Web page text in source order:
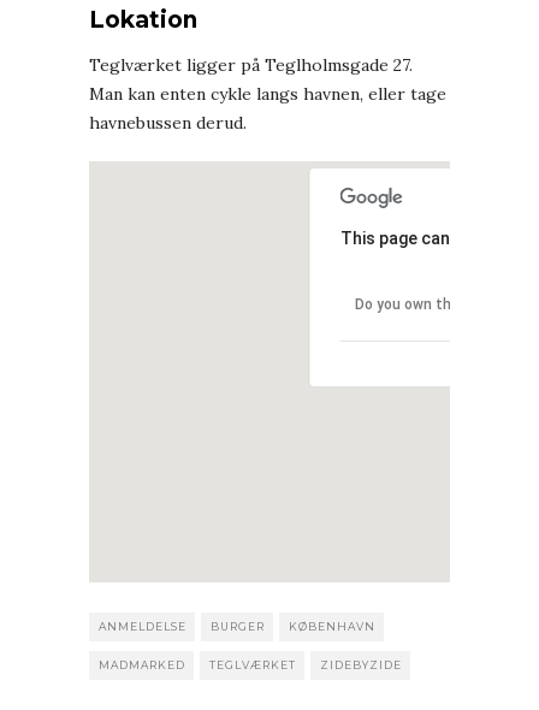
Lokation
Teglværket ligger på Teglholmsgade 27.
Man kan enten cykle langs havnen, eller tage
havnebussen derud.
This page can't load
Do you own this website?
ANMELDELSE BURGER KØBENHAVN
MADMARKED TEGLVÆRKET ZIDEBYZIDE